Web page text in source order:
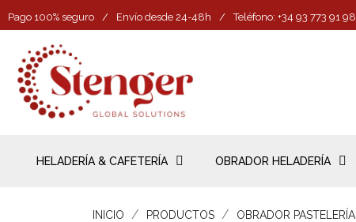
Pago 100% seguro / Envío desde 24-48h / Teléfono: +34 93 773 91 98
HELADERÍA & CAFETERÍA OBRADOR HELADERÍA
INICIO PRODUCTOS OBRADOR PASTELERÍA